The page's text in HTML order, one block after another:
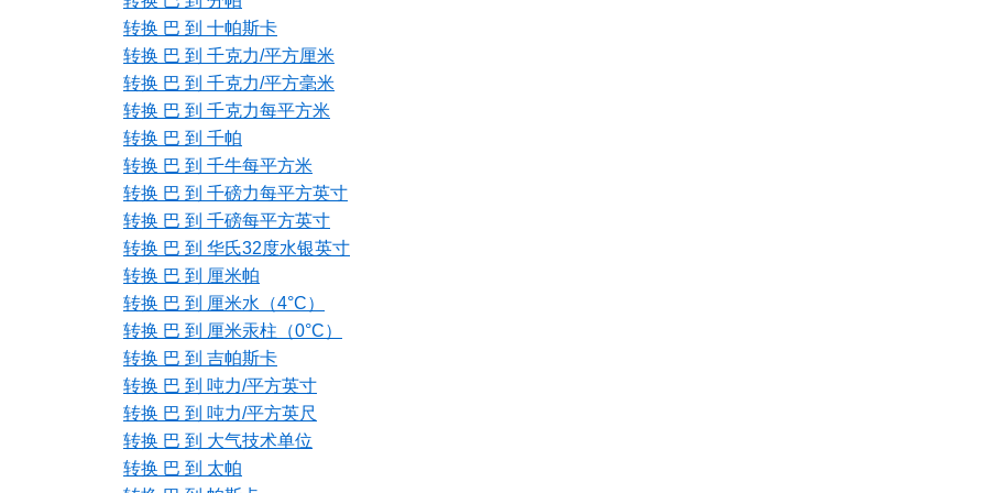
转换 巴 到 十帕斯卡
转换 巴 到 千克力/平方厘米
转换 巴 到 千克力/平方毫米
转换 巴 到 千克力每平方米
转换 巴 到 千帕
转换 巴 到 千牛每平方米
转换 巴 到 千磅力每平方英寸
转换 巴 到 千磅每平方英寸
转换 巴 到 华氏32度水银英寸
转换 巴 到 厘米帕
转换 巴 到 厘米水（4°C）
转换 巴 到 厘米汞柱（0°C）
转换 巴 到 吉帕斯卡
转换 巴 到 吨力/平方英寸
转换 巴 到 吨力/平方英尺
转换 巴 到 大气技术单位
转换 巴 到 太帕